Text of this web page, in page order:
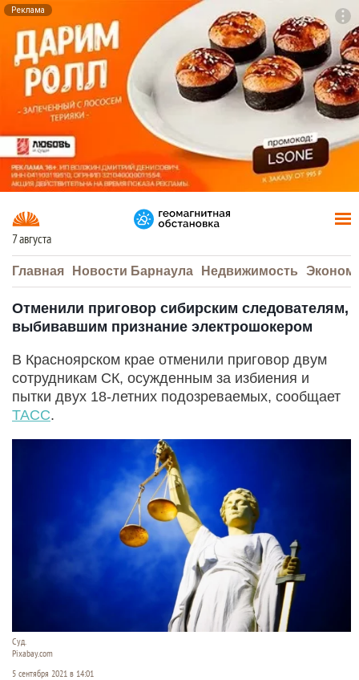
Реклама
7 августа
Главная Новости Барнаула Недвижимость
Отменили приговор сибирским следователям,
выбивавшим признание электрошокером
В Красноярском крае отменили приговор двум
сотрудникам СК, осужденным за избиения и
пытки двух 18-летних подозреваемых, сообщает
ТАСС.
Суд.
Pixabay.com
5 сентября 2021 в 14:01